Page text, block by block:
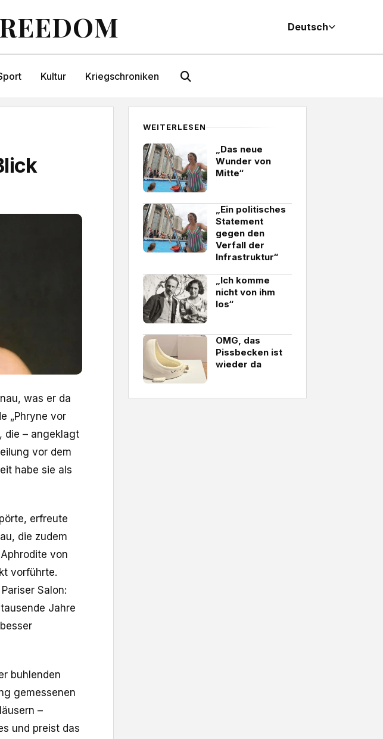
Deutsch
Kultur Kriegschroniken
was er da
„Phryne vor
die – angeklagt
vor dem
habe sie als
erfreute
die zudem
von
vorführte.
Salon:
Jahre
buhlenden
gemessenen
–
und preist das
WEITERLESEN
„Das neue
Wunder von
Mitte“
„Ein politisches
Statement
gegen den
Verfall der
Infrastruktur“
„Ich komme
nicht von ihm
los“
OMG, das
Pissbecken ist
wieder da